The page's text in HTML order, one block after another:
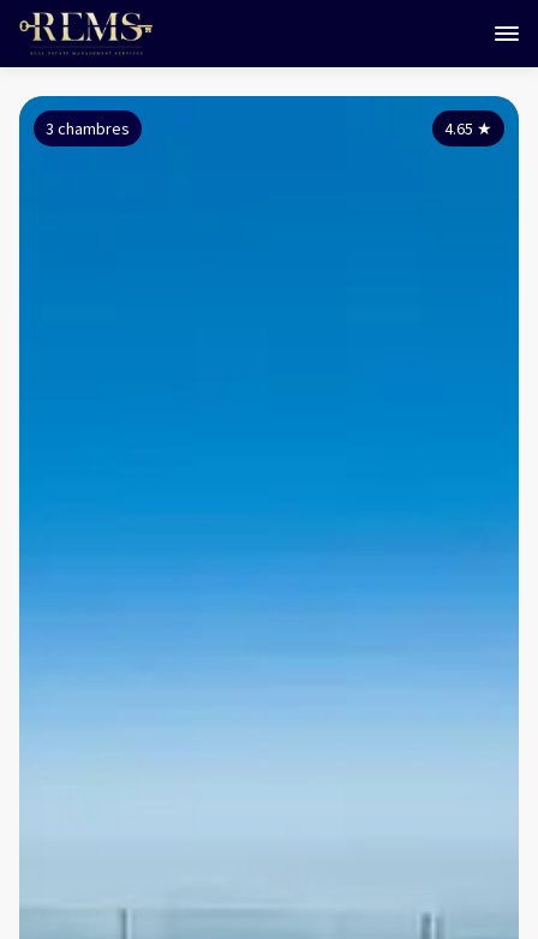
4.65 ★
3 chambres